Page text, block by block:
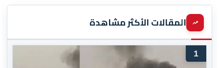
المقالات الأكثر مشاهدة
1